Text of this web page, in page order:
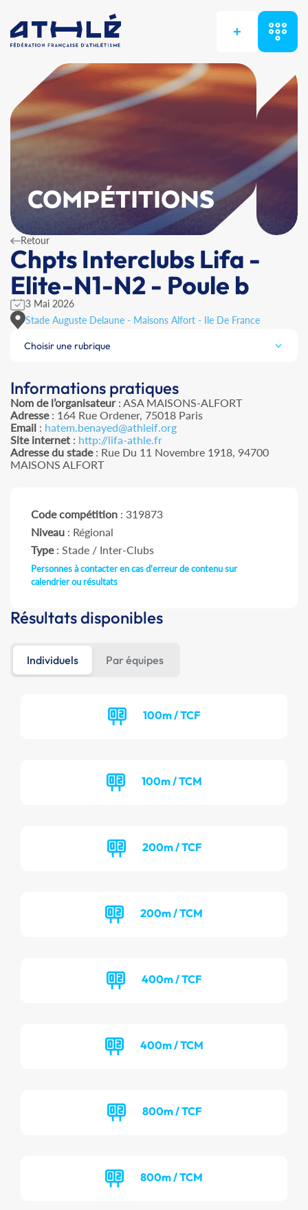
+
COMPÉTITIONS
Retour
Chpts Interclubs Lifa -
Elite-N1-N2 - Poule b
3 Mai 2026
Stade Auguste Delaune - Maisons Alfort - Ile De France
Choisir une rubrique
Informations pratiques
Nom de l’organisateur: ASA MAISONS-ALFORT
Adresse: 164 Rue Ordener, 75018 Paris
Email : hatem.benayed@athleif.org
Site internet : http://lifa-athle.fr
Adresse du stade: Rue Du 11 Novembre 1918, 94700
MAISONS ALFORT
Code compétition : 319873
Niveau : Régional
Type: Stade / Inter-Clubs
Personnes à contacter en cas d'erreur de contenu sur
calendrier ou résultats
Résultats disponibles
Individuels Par équipes
100m / TCF
100m / TCM
200m / TCF
200m / TCM
400m / TCF
400m / TCM
800m / TCF
800m / TCM